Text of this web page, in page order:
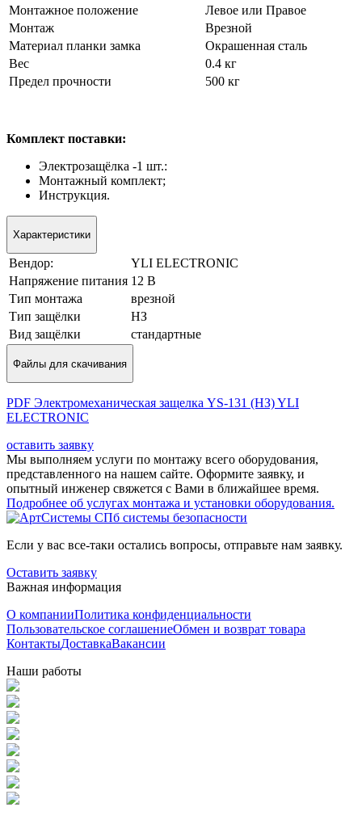
Монтажное положение
Левое или Правое
Монтаж
Врезной
Материал планки замка
Окрашенная сталь
Вес
0.4 кг
Предел прочности
500 кг
Комплект поставки:
Электрозащёлка -1 шт.:
Монтажный комплект;
Инструкция.
Характеристики
Вендор:
YLI ELECTRONIC
Напряжение питания 12 В
Tип мoнтaжa
врезной
Тип защёлки
НЗ
Вид защёлки
стандартные
Файлы для скачивания
PDF Электромеханическая защелка YS-131 (НЗ) YLI
ELECTRONIC
оставить заявку
Мы выполняем услуги по монтажу всего оборудования,
представленного на нашем сайте. Оформите заявку, и
опытный инженер свяжется с Вами в ближайшее время.
Подробнее об услугах монтажа и установки оборудования.
Если у вас все-таки остались вопросы, отправьте нам заявку.
Оставить заявку
Важная информация
О компанииПолитика конфиденциальности
Пользовательское соглашениеОбмен и возврат товара
КонтактыДоставкаВакансии
Наши работы